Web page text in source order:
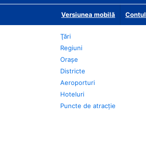
Versiunea mobilă
Ţări
Regiuni
Oraşe
Districte
Aeroporturi
Hoteluri
Puncte de atracţie